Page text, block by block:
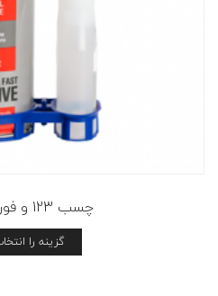
چسب 123 و فوری Proloc
گزینه را